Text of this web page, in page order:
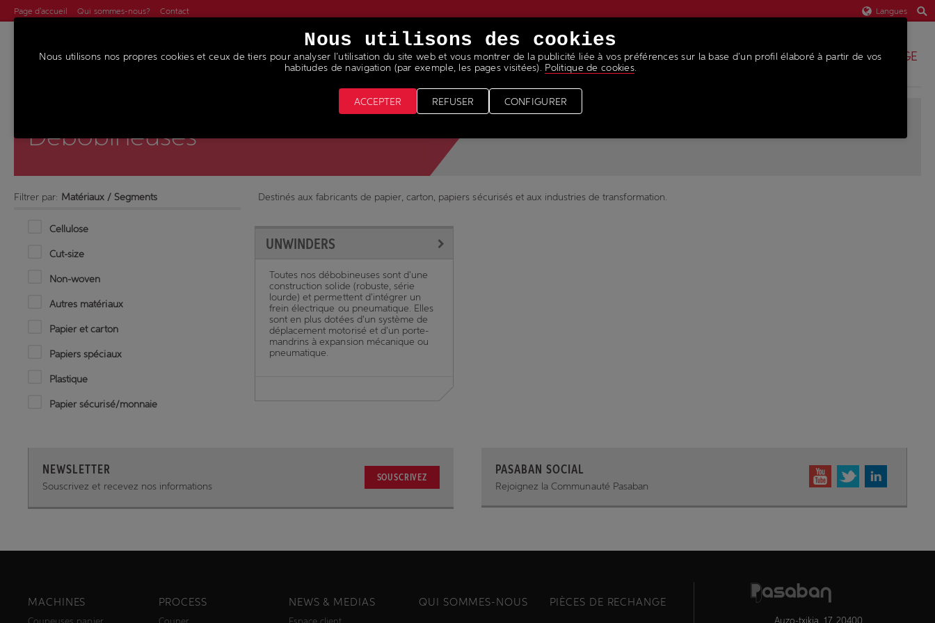
Page d'accueil Qui sommes-nous? Contact Langues
MACHINES SERVICES NEWS & MEDIAS REJOINS NOTRE ÉQUIPE PIÈCES DE RECHANGE
Débobineuses
Filtrer par: Matériaux / Segments
Cellulose
Cut-size
Non-woven
Autres matériaux
Papier et carton
Papiers spéciaux
Plastique
Papier sécurisé/monnaie
Destinés aux fabricants de papier, carton, papiers sécurisés et aux industries de transformation.
UNWINDERS
Toutes nos débobineuses sont d'une
construction solide (robuste, série
lourde) et permettent d'intégrer un
frein électrique ou pneumatique. Elles
sont en plus dotées d'un système de
déplacement motorisé et d'un porte-
mandrins à expansion mécanique ou
pneumatique.
NEWSLETTER
Souscrivez et recevez nos informations
SOUSCRIVEZ
PASABAN SOCIAL
Rejoignez la Communauté Pasaban
MACHINES PROCESS NEWS & MEDIAS QUI SOMMES-NOUS PIÈCES DE RECHANGE
Auzo-txikia, 17, 20400
Nous utilisons des cookies
Nous utilisons nos propres cookies et ceux de tiers pour analyser l’utilisation du site web et vous montrer de la publicité liée à vos préférences sur la base d’un profil élaboré à partir de vos
habitudes de navigation (par exemple, les pages visitées). Politique de cookies.
CONFIGURER
REFUSER
ACCEPTER